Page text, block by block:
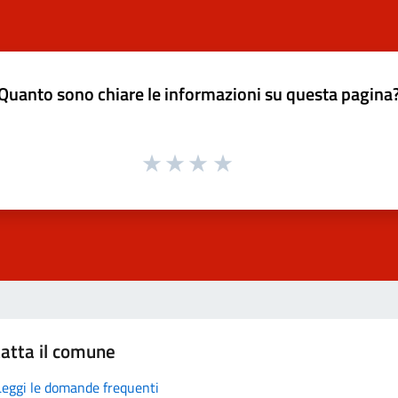
sono chiare le informazioni su questa
il comune
le domande frequenti